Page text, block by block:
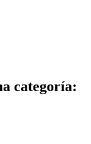
categoría: